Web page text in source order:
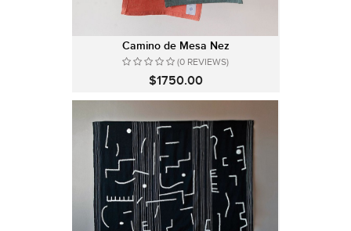
Camino de Mesa Nez
(0 REVIEWS)
$1750.00